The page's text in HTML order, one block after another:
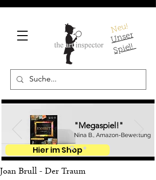
Neu!
U
ns
er
S
pi
el!
"Megaspiel!"
Nina B., Amazon-Bewertung
Hier im Shop
Joan Brull - Der Traum